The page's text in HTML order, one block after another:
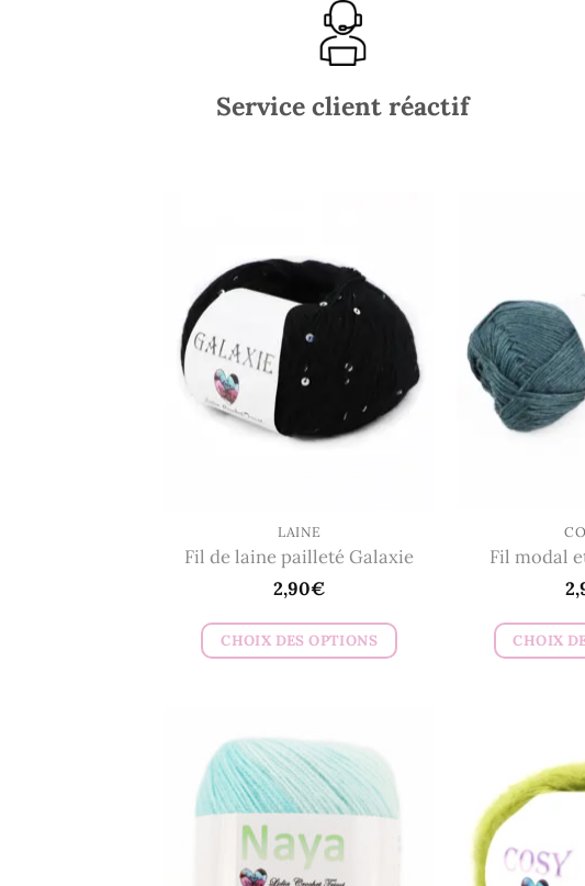
Service client réactif
LAINE
Fil de laine pailleté Galaxie
2,90€
CHOIX DES OPTIONS
plusieurs
variations.
Les
options
peuvent
Fil modal
CHOIX